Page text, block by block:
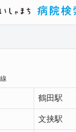
鶴田駅
文挟駅